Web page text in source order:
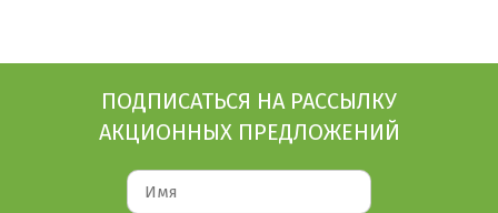
ПОДПИСАТЬСЯ НА РАССЫЛКУ
АКЦИОННЫХ ПРЕДЛОЖЕНИЙ